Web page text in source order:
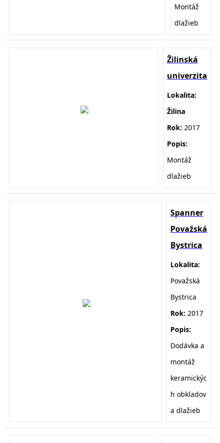
Montáž
dlažieb
Žilinská
univerzita
Lokalita:
Žilina
Rok: 2017
Popis:
Montáž
dlažieb
Spanner
Považská
Bystrica
Lokalita:
Považská
Bystrica
Rok: 2017
Popis:
Dodávka a
montáž
keramickýc
h obkladov
a dlažieb